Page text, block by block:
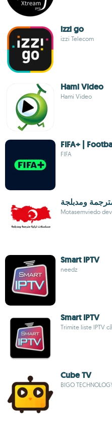
izzi go
izzi Telecom
Hami Video
Hami Video
FIFA+ |
FIFA
ومدبلجة
Motasemviedo dev
Smart IPTV
needz
Smart IPTV
Trimite liste IPTV
Cube TV
BIGO